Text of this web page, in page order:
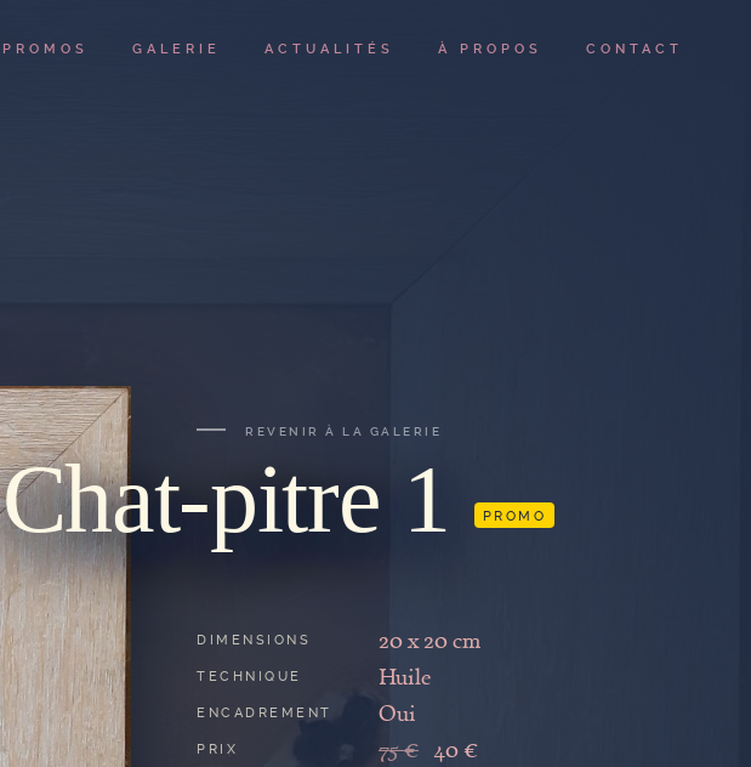
PROMOS GALERIE ACTUALITÉS À PROPOS CONTACT
REVENIR À LA GALERIE
Chat-pitre 1 PROMO
DIMENSIONS 20 x 20 cm
TECHNIQUE Huile
ENCADREMENT Oui
PRIX 75 € 40 €